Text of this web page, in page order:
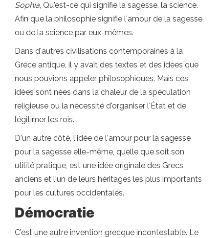
Sophia, Qu'est-ce qui signifie la sagesse, la science.
Afin que la philosophie signifie l'amour de la sagesse
ou de la science par eux-mêmes.
Dans d'autres civilisations contemporaines à la
Grèce antique, il y avait des textes et des idées que
nous pouvions appeler philosophiques. Mais ces
idées sont nées dans la chaleur de la spéculation
religieuse ou la nécessité d'organiser l'État et de
légitimer les rois.
D'un autre côté, l'idée de l'amour pour la sagesse
pour la sagesse elle-même, quelle que soit son
utilité pratique, est une idée originale des Grecs
anciens et l'un de leurs héritages les plus importants
pour les cultures occidentales.
Démocratie
C'est une autre invention grecque incontestable. Le